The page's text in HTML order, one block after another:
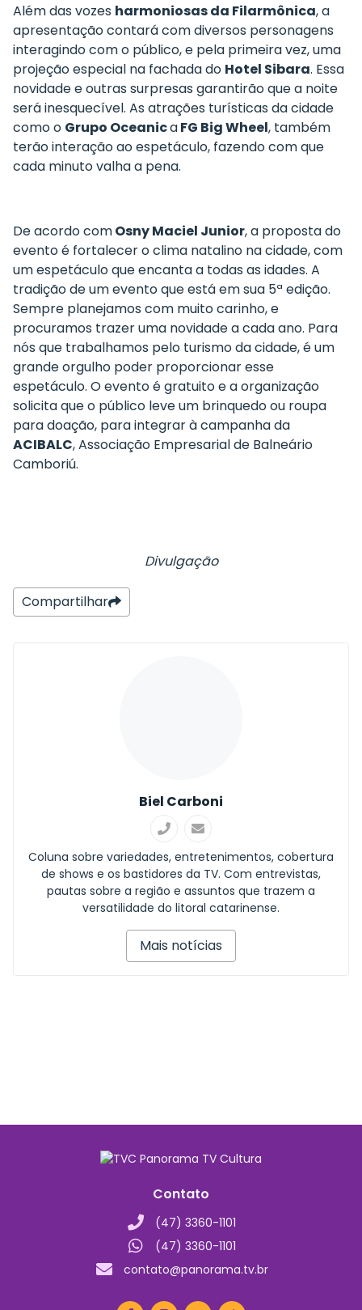
Além das vozes harmoniosas da Filarmônica, a
apresentação contará com diversos personagens
interagindo com o público, e pela primeira vez, uma
projeção especial na fachada do Hotel Sibara. Essa
novidade e outras surpresas garantirão que a noite
será inesquecível. As atrações turísticas da cidade
como o Grupo OceanicaFG Big Wheel, também
terão interação ao espetáculo, fazendo com que
cada minuto valha a pena.
De acordo comOsny Maciel Junior, a proposta do
evento é fortalecer o clima natalino na cidade, com
um espetáculo que encanta a todas as idades. A
tradição de um evento que está em sua 5ª edição.
Sempre planejamos com muito carinho, e
procuramos trazer uma novidade a cada ano. Para
nós que trabalhamos pelo turismo da cidade, é um
grande orgulho poder proporcionar esse
espetáculo. O evento é gratuito e a organização
solicita que o público leve um brinquedo ou roupa
para doação, para integrar à campanha da
ACIBALC, Associação Empresarial de Balneário
Camboriú.
Divulgação
Compartilhar
Biel Carboni
Coluna sobre variedades, entretenimentos, cobertura
de shows e os bastidores da TV. Com entrevistas,
pautas sobre a região e assuntos que trazem a
versatilidade do litoral catarinense.
Mais notícias
Contato
(47) 3360-1101
(47) 3360-1101
contato@panorama.tv.br